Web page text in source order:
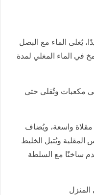
يُغلى الماء مع البصل
في الماء المغلي لمدة
مكعبات وتُقلى حتى
واسعة، ويُضاف
المقلية ويُتبل الخليط
ساخنًا مع السلطة